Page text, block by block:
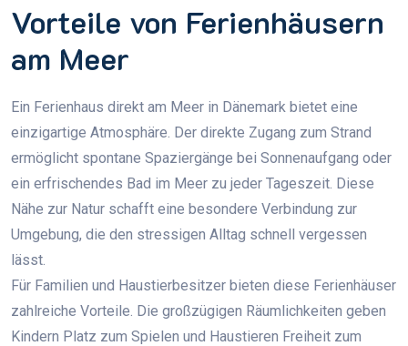
Vorteile von Ferienhäusern
am Meer
Ein Ferienhaus direkt am Meer in Dänemark bietet eine
einzigartige Atmosphäre. Der direkte Zugang zum Strand
ermöglicht spontane Spaziergänge bei Sonnenaufgang oder
ein erfrischendes Bad im Meer zu jeder Tageszeit. Diese
Nähe zur Natur schafft eine besondere Verbindung zur
Umgebung, die den stressigen Alltag schnell vergessen
lässt.
Für Familien und Haustierbesitzer bieten diese Ferienhäuser
zahlreiche Vorteile. Die großzügigen Räumlichkeiten geben
Kindern Platz zum Spielen und Haustieren Freiheit zum